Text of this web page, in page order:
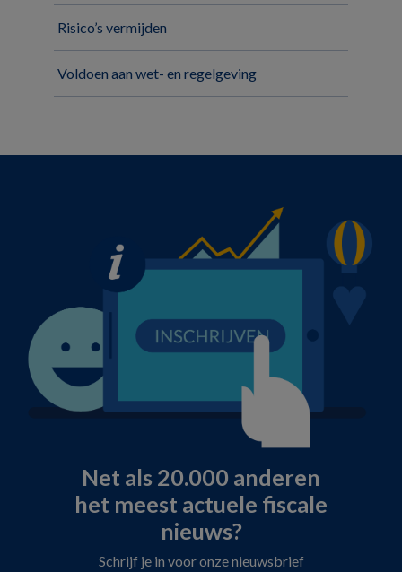
Risico’s vermijden
Voldoen aan wet- en regelgeving
Net als 20.000 anderen
het meest actuele fiscale
nieuws?
Schrijf je in voor onze nieuwsbrief